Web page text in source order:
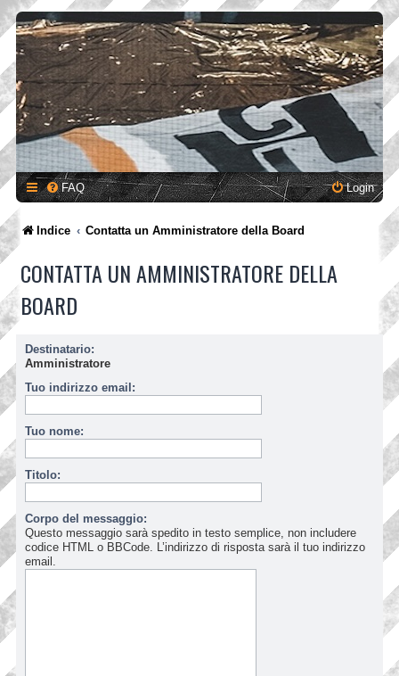
FAQ Login
Indice Contatta un Amministratore della Board
CONTATTA UN AMMINISTRATORE DELLA
BOARD
Destinatario:
Amministratore
Tuo indirizzo email:
Tuo nome:
Titolo:
Corpo del messaggio:
Questo messaggio sarà spedito in testo semplice, non includere
codice HTML o BBCode. L’indirizzo di risposta sarà il tuo indirizzo
email.